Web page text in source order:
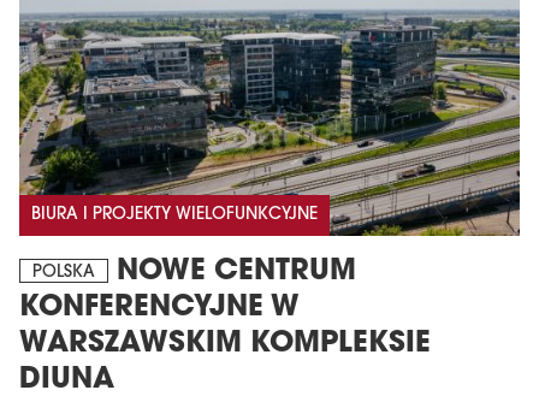
BIURA I PROJEKTY WIELOFUNKCYJNE
POLSKA
NOWE CENTRUM
KONFERENCYJNE W
WARSZAWSKIM KOMPLEKSIE
DIUNA